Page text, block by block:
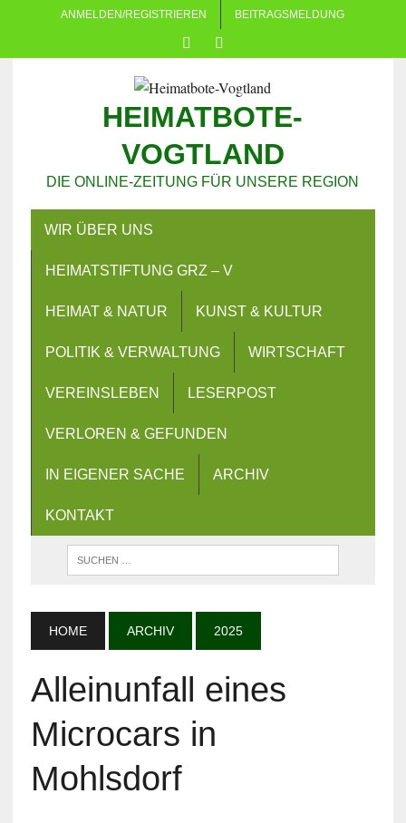
ANMELDEN/REGISTRIEREN BEITRAGSMELDUNG
HEIMATBOTE-
VOGTLAND
DIE ONLINE-ZEITUNG FÜR UNSERE REGION
WIR ÜBER UNS
HEIMATSTIFTUNG GRZ – V
HEIMAT & NATUR KUNST & KULTUR
POLITIK & VERWALTUNG WIRTSCHAFT
VEREINSLEBEN LESERPOST
VERLOREN & GEFUNDEN
IN EIGENER SACHE ARCHIV
KONTAKT
HOME ARCHIV 2025
Alleinunfall eines
Microcars in
Mohlsdorf